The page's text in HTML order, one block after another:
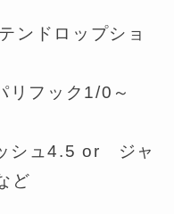
ンドロップショ
リフック1/0～
シュ4.5 or ジャ
ど